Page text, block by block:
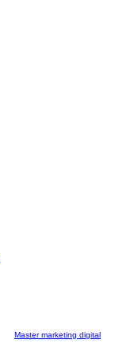
Master marketing digital